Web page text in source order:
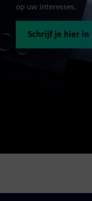
op uw interesses.
Schrijf je hier in